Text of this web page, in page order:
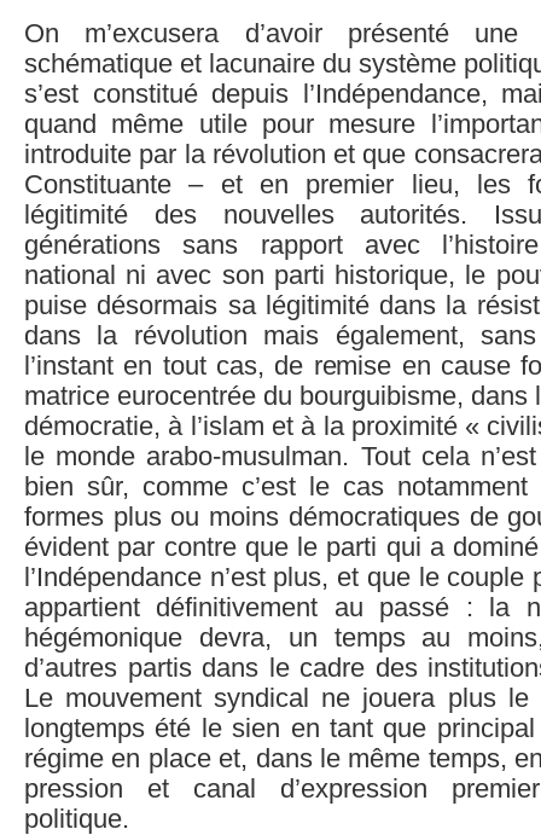
On m’excusera d’avoir présenté
schématique et lacunaire du système
s’est constitué depuis l’Indépendance,
quand même utile pour mesure
introduite par la révolution et que
Constituante – et en premier lieu, les
légitimité des nouvelles autorités.
générations sans rapport avec
national ni avec son parti historique, le
puise désormais sa légitimité dans la
dans la révolution mais également,
l’instant en tout cas, de remise en cause
matrice eurocentrée du bourguibisme, dans
démocratie, à l’islam et à la proximité «
le monde arabo-musulman. Tout cela
bien sûr, comme c’est le cas notamment
formes plus ou moins démocratiques de
évident par contre que le parti qui a
l’Indépendance n’est plus, et que le
appartient définitivement au passé : la
hégémonique devra, un temps au
d’autres partis dans le cadre des
Le mouvement syndical ne jouera plus
longtemps été le sien en tant que
régime en place et, dans le même temps,
pression et canal d’expression
politique.